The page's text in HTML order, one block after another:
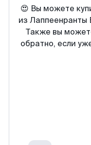
😍 Вы можете
из Лаппеенранты
Также вы
обратно, если